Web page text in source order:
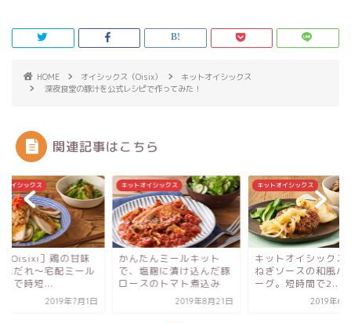
HOME オイシックス（Oisix）
キットオイシックス
深夜食堂の豚汁を公式レシピで作ってみた！
関連記事はこちら
オイシックス
たんミールキット
塩麹に漬け込んだ豚
のトマト煮込み
2019年8月21日
キットオイシックス
キットオイシックスで玉
ねぎソースの和風ハンバ
ーグ。短時間で2...
2019年6月28日
キットオイシックス
［Kit Oisixi］鶏の
噌香味だれ〜宅配ミ
キットで時短...
2019年7